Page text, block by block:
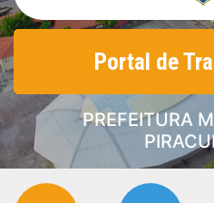
Portal de
PREFEITURA